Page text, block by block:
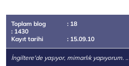
Toplam blog
: 18
: 1430
Kayıt tarihi
: 15.09.10
İngiltere'de yaşıyor, mimarlık yapıyorum. ..